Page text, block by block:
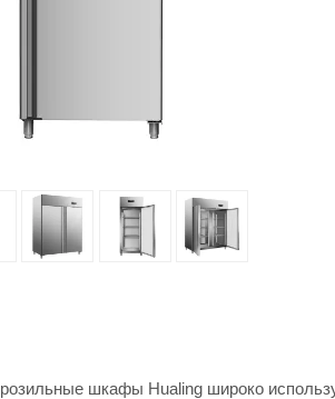
шкафы Hualing широко